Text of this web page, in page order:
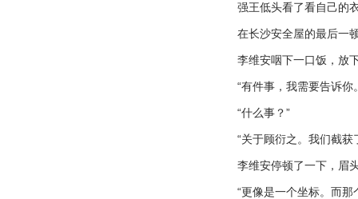
强王低头看了看自己的
在长沙安全屋的最后一
李维安咽下一口饭，放
“有件事，我需要告诉你
“什么事？”
“关于顾衍之。我们截
李维安停顿了一下，眉
“更像是一个坐标。而那